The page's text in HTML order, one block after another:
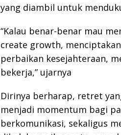
yang diambil untuk
“Kalau benar-benar mau
create growth,
perbaikan kesejahteraan,
bekerja,” ujarnya
Dirinya berharap, retret
menjadi momentum bagi
berkomunikasi, sekaligus